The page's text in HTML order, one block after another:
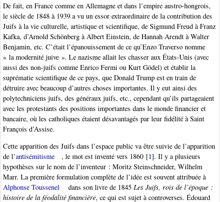
De fait, en France comme en Allemagne et dans l’empire austro-hongrois,
le siècle de 1848 à 1939 a vu un essor extraordinaire de la contribution des
Juifs à la vie culturelle, artistique et scientifique, de Sigmund Freud à Franz
Kafka, d’Arnold Schönberg à Albert Einstein, de Hannah Arendt à Walter
Benjamin, etc. C’était l’épanouissement de ce qu’Enzo Traverso nomme
« la modernité juive ». Le nazisme allait les chasser aux États-Unis (avec
aussi des non-juifs comme Enrico Fermi ou Kurt Gödel) et établir la
suprématie scientifique de ce pays, que Donald Trump est en train de
détruire avec beaucoup d’autres choses importantes. Il y eut ainsi des
polytechniciens juifs, des généraux juifs, etc., cependant qu’ils partageaient
avec les protestants des positions importantes dans le monde financier et
bancaire, où les catholiques étaient désavantagés par leur fidélité à Saint
François d’Assise.
Cette apparition des Juifs dans l’espace public va être suivie de l’apparition
de l’antisémitisme , le mot est inventé vers 1860 [1]. Il y a plusieurs
hypothèses sur le nom de l’inventeur : Moritz Steinschneider, Wilhelm
Marr. La première formulation complète de l’idée est souvent attribuée à
Alphonse Toussenel
dans son livre de 1845 Les Juifs, rois de l’époque :
histoire de la féodalité financière, ce qui est sujet à controverses. Édouard